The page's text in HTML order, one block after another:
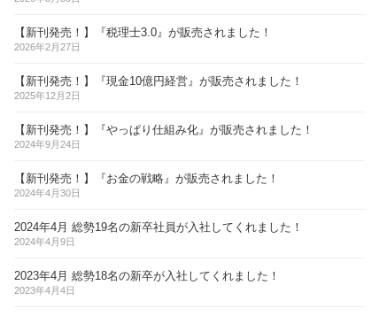
【新刊発売！】『税理士3.0』が販売されました！
2026年2月27日
【新刊発売！】『現金10億円経営』が販売されました！
2025年12月2日
【新刊発売！】『やっぱり仕組み化』が販売されました！
2024年9月24日
【新刊発売！】『お金の戦略』が販売されました！
2024年4月30日
2024年4月 総勢19名の新卒社員が入社してくれました！
2024年4月9日
2023年4月 総勢18名の新卒が入社してくれました！
2023年4月4日